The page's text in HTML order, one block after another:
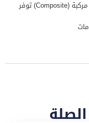
5- مقدمة الحذاء مصنوعة من الفولاذ أو مواد مركبة (Composite) توفر